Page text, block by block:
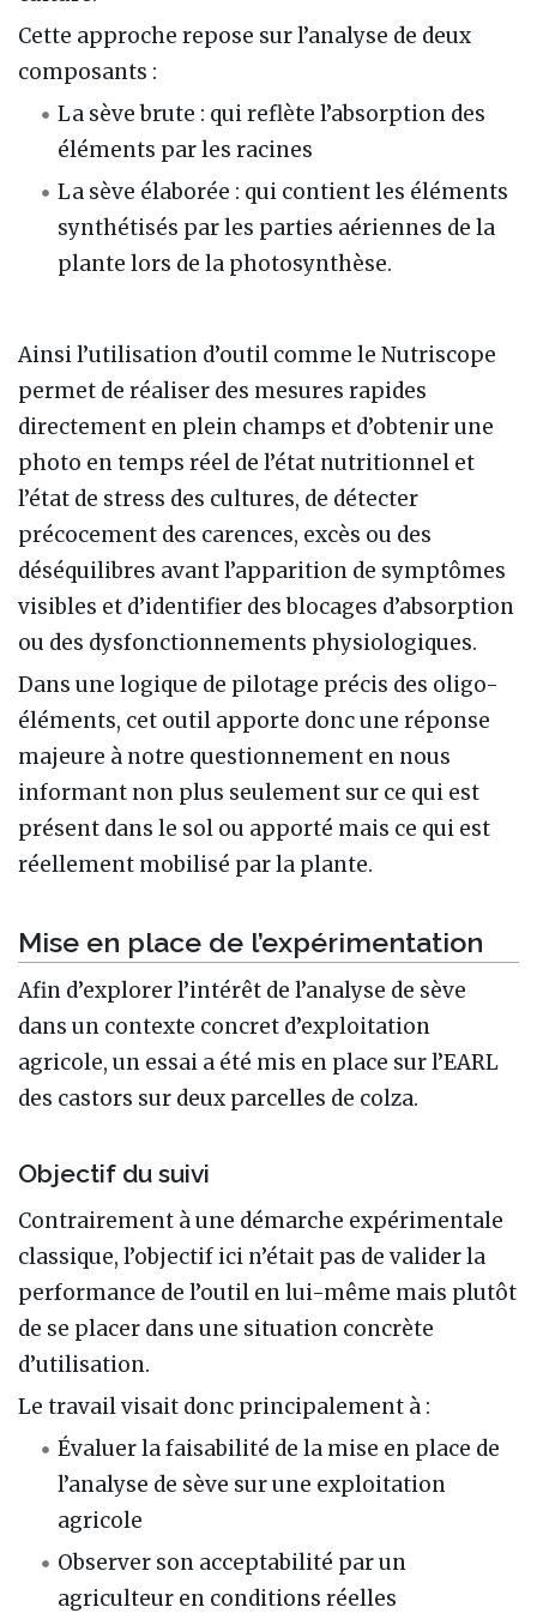
Cette approche repose sur l’analyse de deux
composants :
La sève brute : qui reflète l’absorption des
éléments par les racines
La sève élaborée : qui contient les éléments
synthétisés par les parties aériennes de la
plante lors de la photosynthèse.
Ainsi l’utilisation d’outil comme le Nutriscope
permet de réaliser des mesures rapides
directement en plein champs et d’obtenir une
photo en temps réel de l’état nutritionnel et
l’état de stress des cultures, de détecter
précocement des carences, excès ou des
déséquilibres avant l’apparition de symptômes
visibles et d’identifier des blocages d’absorption
ou des dysfonctionnements physiologiques.
Dans une logique de pilotage précis des oligo-
éléments, cet outil apporte donc une réponse
majeure à notre questionnement en nous
informant non plus seulement sur ce qui est
présent dans le sol ou apporté mais ce qui est
réellement mobilisé par la plante.
Mise en place de l’expérimentation
Afin d’explorer l’intérêt de l’analyse de sève
dans un contexte concret d’exploitation
agricole, un essai a été mis en place sur l’EARL
des castors sur deux parcelles de colza.
Objectif du suivi
Contrairement à une démarche expérimentale
classique, l’objectif ici n’était pas de valider la
performance de l’outil en lui-même mais plutôt
de se placer dans une situation concrète
d’utilisation.
Le travail visait donc principalement à :
Évaluer la faisabilité de la mise en place de
l’analyse de sève sur une exploitation
agricole
Observer son acceptabilité par un
agriculteur en conditions réelles